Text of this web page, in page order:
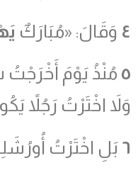
٤ وَقَالَ: «مُبَارَكٌ
٥ مُنْذُ يَوْمَ أَخْرَجْتُ
وَلاَ اخْتَرْتُ رَجُلاً
٦ بَلِ اخْتَرْتُ